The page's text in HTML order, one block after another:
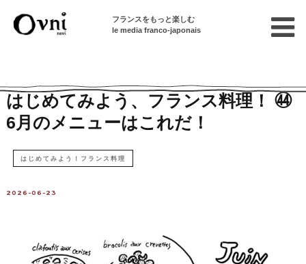
フランスをもっと楽しむ
le media franco-japonais
はじめてみよう、フランス料理！ ㊹
6月のメニューはこれだ！
はじめてみよう！フランス料理
2026-06-23